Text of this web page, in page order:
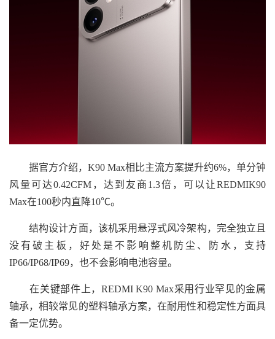
据官方介绍，K90 Max相比主流方案提升约6%，单分钟
风量可达0.42CFM，达到友商1.3倍，可以让REDMIK90
Max在100秒内直降10℃。
结构设计方面，该机采用悬浮式风冷架构，完全独立且
没有破主板，好处是不影响整机防尘、防水，支持
IP66/IP68/IP69，也不会影响电池容量。
在关键部件上，REDMI K90 Max采用行业罕见的金属
轴承，相较常见的塑料轴承方案，在耐用性和稳定性方面具
备一定优势。